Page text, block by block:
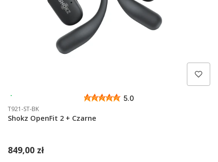
5.0
T921-ST-BK
Shokz OpenFit 2 + Czarne
849,00 zł